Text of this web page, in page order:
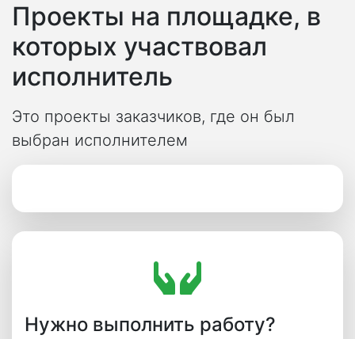
Проекты на площадке, в
которых участвовал
исполнитель
Это проекты заказчиков, где он был
выбран исполнителем
Нужно выполнить работу?